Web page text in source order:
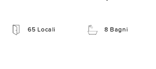
65 Locali 8 Bagni